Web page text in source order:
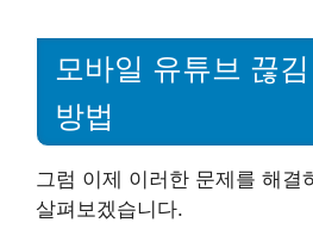
모바일 유튜브 끊
방법
그럼 이제 이러한 문제를 해결
살펴보겠습니다.